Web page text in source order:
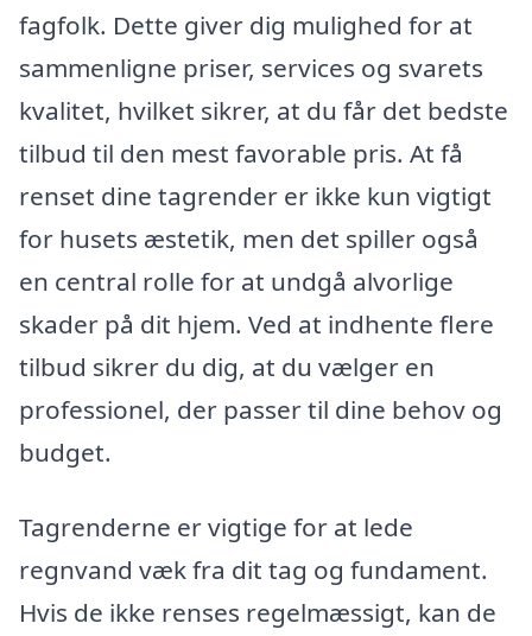
fagfolk. Dette giver dig mulighed for at
sammenligne priser, services og svarets
kvalitet, hvilket sikrer, at du får det bedste
tilbud til den mest favorable pris. At få
renset dine tagrender er ikke kun vigtigt
for husets æstetik, men det spiller også
en central rolle for at undgå alvorlige
skader på dit hjem. Ved at indhente flere
tilbud sikrer du dig, at du vælger en
professionel, der passer til dine behov og
budget.
Tagrenderne er vigtige for at lede
regnvand væk fra dit tag og fundament.
Hvis de ikke renses regelmæssigt, kan de